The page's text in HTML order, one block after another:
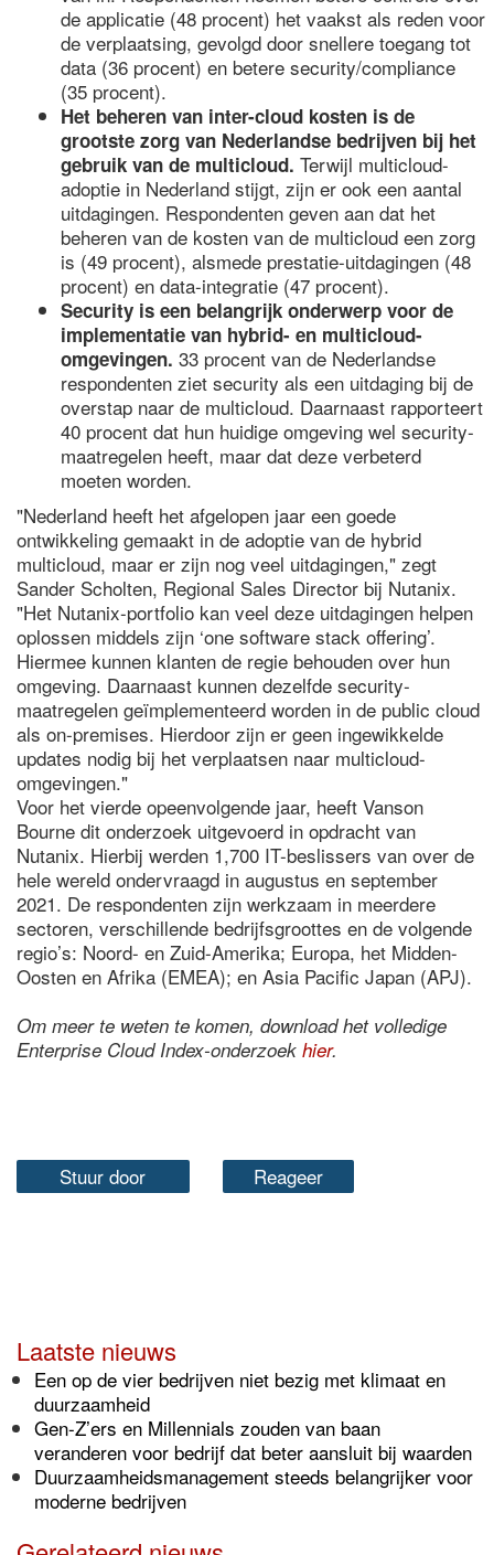
de applicatie (48 procent) het vaakst als reden voor
de verplaatsing, gevolgd door snellere toegang tot
data (36 procent) en betere security/compliance
(35 procent).
Het beheren van inter-cloud kosten is de
grootste zorg van Nederlandse bedrijven bij het
gebruik van de multicloud. Terwijl multicloud-
adoptie in Nederland stijgt, zijn er ook een aantal
uitdagingen. Respondenten geven aan dat het
beheren van de kosten van de multicloud een zorg
is (49 procent), alsmede prestatie-uitdagingen (48
procent) en data-integratie (47 procent).
Security is een belangrijk onderwerp voor de
implementatie van hybrid- en multicloud-
omgevingen. 33 procent van de Nederlandse
respondenten ziet security als een uitdaging bij de
overstap naar de multicloud. Daarnaast rapporteert
40 procent dat hun huidige omgeving wel security-
maatregelen heeft, maar dat deze verbeterd
moeten worden.
"Nederland heeft het afgelopen jaar een goede
ontwikkeling gemaakt in de adoptie van de hybrid
multicloud, maar er zijn nog veel uitdagingen," zegt
Sander Scholten, Regional Sales Director bij Nutanix.
"Het Nutanix-portfolio kan veel deze uitdagingen helpen
oplossen middels zijn ‘one software stack offering’.
Hiermee kunnen klanten de regie behouden over hun
omgeving. Daarnaast kunnen dezelfde security-
maatregelen geïmplementeerd worden in de public cloud
als on-premises. Hierdoor zijn er geen ingewikkelde
updates nodig bij het verplaatsen naar multicloud-
omgevingen."
Voor het vierde opeenvolgende jaar, heeft Vanson
Bourne dit onderzoek uitgevoerd in opdracht van
Nutanix. Hierbij werden 1,700 IT-beslissers van over de
hele wereld ondervraagd in augustus en september
2021. De respondenten zijn werkzaam in meerdere
sectoren, verschillende bedrijfsgroottes en de volgende
regio’s: Noord- en Zuid-Amerika; Europa, het Midden-
Oosten en Afrika (EMEA); en Asia Pacific Japan (APJ).
Om meer te weten te komen, download het volledige
Enterprise Cloud Index-onderzoek hier.
Stuur door Reageer
Laatste nieuws
Een op de vier bedrijven niet bezig met klimaat en
duurzaamheid
Gen-Z’ers en Millennials zouden van baan
veranderen voor bedrijf dat beter aansluit bij waarden
Duurzaamheidsmanagement steeds belangrijker voor
moderne bedrijven